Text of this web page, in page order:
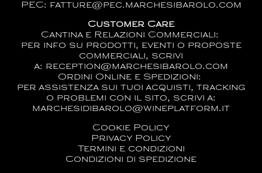
PEC: fatture@pec.marchesibarolo.com
Customer Care
Cantina e Relazioni Commerciali:
per info su prodotti, eventi o proposte
commerciali, scrivi
a: reception@marchesibarolo.com
Ordini Online e Spedizioni:
per assistenza sui tuoi acquisti, tracking
o problemi con il sito, scrivi a:
marchesidibarolo@wineplatform.it
Cookie Policy
Privacy Policy
Termini e condizioni
Condizioni di spedizione